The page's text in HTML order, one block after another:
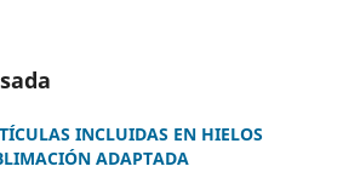
INCLUIDAS EN HIELOS
ADAPTADA